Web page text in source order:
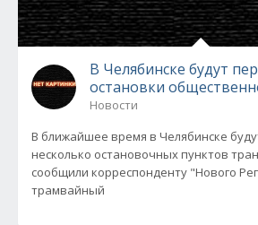
В Челябинске будут
остановки
Новости
В ближайшее время в Челябинске
несколько остановочных пунктов
сообщили корреспонденту "Нового
трамвайный